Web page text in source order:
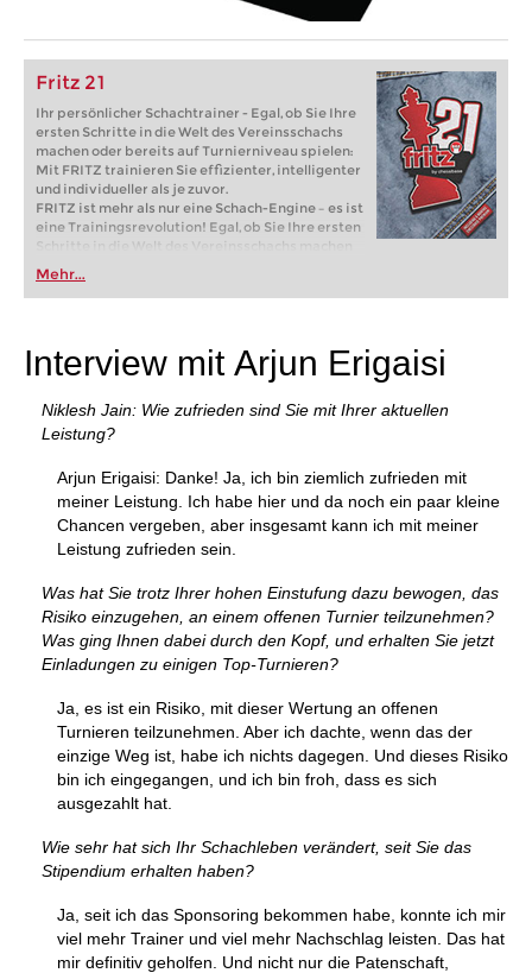
Fritz 21
Ihr persönlicher Schachtrainer - Egal, ob Sie Ihre
ersten Schritte in die Welt des Vereinsschachs
machen oder bereits auf Turnierniveau spielen:
Mit FRITZ trainieren Sie effizienter, intelligenter
und individueller als je zuvor.
FRITZ ist mehr als nur eine Schach-Engine – es ist
eine Trainingsrevolution! Egal, ob Sie Ihre ersten
Schritte in die Welt des Vereinsschachs machen
oder bereits auf Turnierniveau spielen: Mit
FRITZ trainieren Sie effizienter, intelligenter und
individueller als je zuvor.
Mehr...
Interview mit Arjun Erigaisi
Niklesh Jain: Wie zufrieden sind Sie mit Ihrer aktuellen
Leistung?
Arjun Erigaisi: Danke! Ja, ich bin ziemlich zufrieden mit
meiner Leistung. Ich habe hier und da noch ein paar kleine
Chancen vergeben, aber insgesamt kann ich mit meiner
Leistung zufrieden sein.
Was hat Sie trotz Ihrer hohen Einstufung dazu bewogen, das
Risiko einzugehen, an einem offenen Turnier teilzunehmen?
Was ging Ihnen dabei durch den Kopf, und erhalten Sie jetzt
Einladungen zu einigen Top-Turnieren?
Ja, es ist ein Risiko, mit dieser Wertung an offenen
Turnieren teilzunehmen. Aber ich dachte, wenn das der
einzige Weg ist, habe ich nichts dagegen. Und dieses Risiko
bin ich eingegangen, und ich bin froh, dass es sich
ausgezahlt hat.
Wie sehr hat sich Ihr Schachleben verändert, seit Sie das
Stipendium erhalten haben?
Ja, seit ich das Sponsoring bekommen habe, konnte ich mir
viel mehr Trainer und viel mehr Nachschlag leisten. Das hat
mir definitiv geholfen. Und nicht nur die Patenschaft,